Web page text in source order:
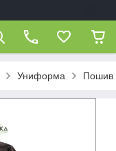
Униформа Пошив